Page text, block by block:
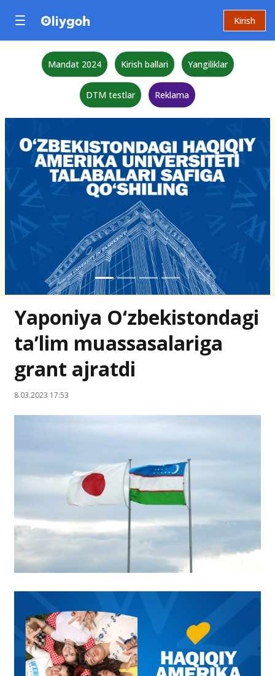
Kirish
Mandat 2024 Kirish ballari Yangiliklar
DTM testlar Reklama
Yaponiya O‘zbekistondagi
ta’lim muassasalariga
grant ajratdi
8.03.2023 17:53